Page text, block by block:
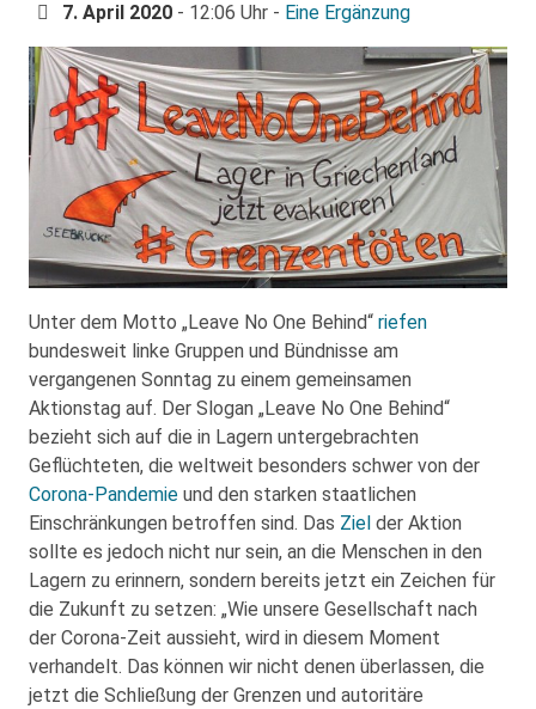
7. April 2020 - 12:06 Uhr - Eine Ergänzung
Unter dem Motto „Leave No One Behind“ riefen
bundesweit linke Gruppen und Bündnisse am
vergangenen Sonntag zu einem gemeinsamen
Aktionstag auf. Der Slogan „Leave No One Behind“
bezieht sich auf die in Lagern untergebrachten
Geflüchteten, die weltweit besonders schwer von der
Corona-Pandemie und den starken staatlichen
Einschränkungen betroffen sind. Das Ziel der Aktion
sollte es jedoch nicht nur sein, an die Menschen in den
Lagern zu erinnern, sondern bereits jetzt ein Zeichen für
die Zukunft zu setzen: „Wie unsere Gesellschaft nach
der Corona-Zeit aussieht, wird in diesem Moment
verhandelt. Das können wir nicht denen überlassen, die
jetzt die Schließung der Grenzen und autoritäre